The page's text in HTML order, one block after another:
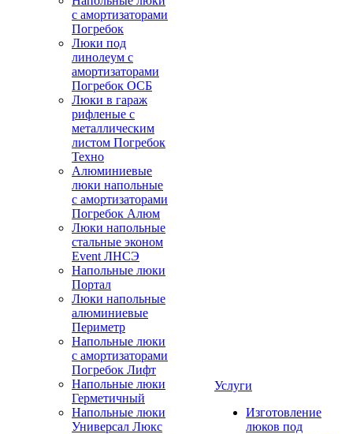
с амортизаторами
Погребок
Люки под
линолеум с
амортизаторами
Погребок ОСБ
Люки в гараж
рифленые с
металлическим
листом Погребок
Техно
Алюминиевые
люки напольные
с амортизаторами
Погребок Алюм
Люки напольные
стальные эконом
Event ЛНСЭ
Напольные люки
Портал
Люки напольные
алюминиевые
Периметр
Напольные люки
с амортизаторами
Погребок Лифт
Напольные люки
Герметичный
Напольные люки
Универсал Люкс
Услуги
Изготовление
люков под